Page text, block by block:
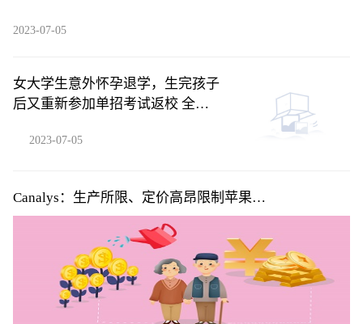
2023-07-05
女大学生意外怀孕退学，生完孩子
后又重新参加单招考试返校 全球
2023-07-05
Canalys：生产所限、定价高昂限制苹果
(AAPL.US)Vision Pro系列首年销量 但5年内将积累用户